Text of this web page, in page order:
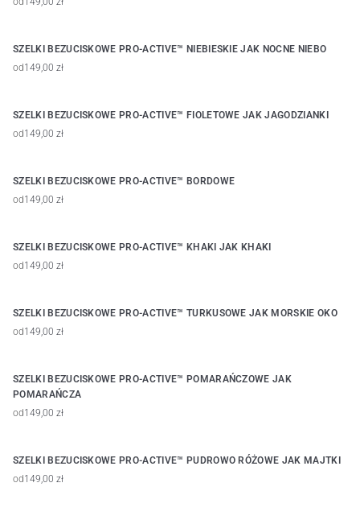
SZELKI BEZUCISKOWE PRO-ACTIVE™ NIEBIESKIE JAK NOCNE NIEBO
od149,00 zł
SZELKI BEZUCISKOWE PRO-ACTIVE™ FIOLETOWE JAK JAGODZIANKI
od149,00 zł
SZELKI BEZUCISKOWE PRO-ACTIVE™ BORDOWE
od149,00 zł
SZELKI BEZUCISKOWE PRO-ACTIVE™ KHAKI JAK KHAKI
od149,00 zł
SZELKI BEZUCISKOWE PRO-ACTIVE™ TURKUSOWE JAK MORSKIE OKO
od149,00 zł
SZELKI BEZUCISKOWE PRO-ACTIVE™ POMARAŃCZOWE JAK
POMARAŃCZA
od149,00 zł
SZELKI BEZUCISKOWE PRO-ACTIVE™ PUDROWO RÓŻOWE JAK MAJTKI
od149,00 zł